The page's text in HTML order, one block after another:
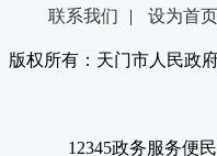
联系我们 | 设为首页
版权所有：天门市人民
12345政务服务便